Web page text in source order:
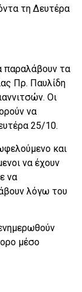
τη Δευτέρα
παραλάβουν τα
Πρ. Παυλίδη
Οι
να
25/10.
και
να έχουν
να
λόγω του
μέσο